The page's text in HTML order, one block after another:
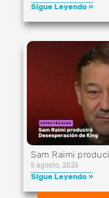
Sigue Leyendo »
Sam Raimi
6 agosto, 2026
Sigue Leyendo »